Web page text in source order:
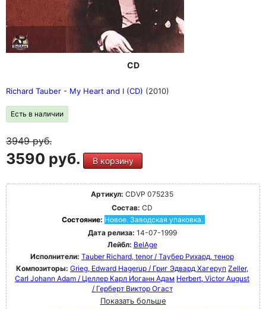
CD
Richard Tauber - My Heart and I (CD) (2010)
Есть в наличии
3949руб.
3590 руб. В корзину
Артикул: CDVP 075235
Состав: CD
Состояние: Новое. Заводская упаковка.
Дата релиза: 14-07-1999
Лейбл: BelAge
Исполнители: Tauber Richard, tenor / Таубер Рихард, тенор
Композиторы: Grieg, Edward Hagerup / Григ Эдвард Хагеруп Zeller,
Carl Johann Adam / Целлер Карл Иоганн Адам Herbert, Victor August
/ Герберт Виктор Огаст
Показать больше